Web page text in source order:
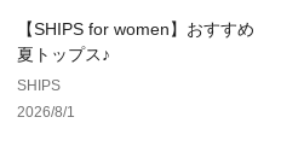
あることがありますが、開封
は薄まります。
【SHIPS for women】おすすめ
夏トップス♪
SHIPS
2026/8/1